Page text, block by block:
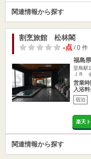
関連情報から探す
割烹旅館 松林閣
-点/ 0 件
福島
堂島駅
ＪＲ
営業時
入浴料
宿泊
楽天
関連情報から探す